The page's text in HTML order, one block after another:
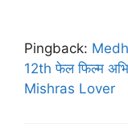
Pingback:
12th फेल फिल्म
Mishras Lover